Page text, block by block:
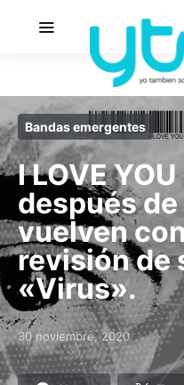
Bandas emergentes
I LOVE
después
vuelven
revisión de
«Virus».
Posted on
30 noviembre, 2020